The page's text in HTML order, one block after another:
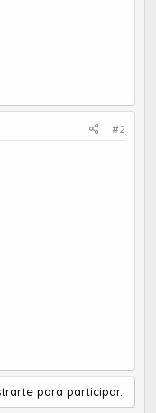
#2
para participar.